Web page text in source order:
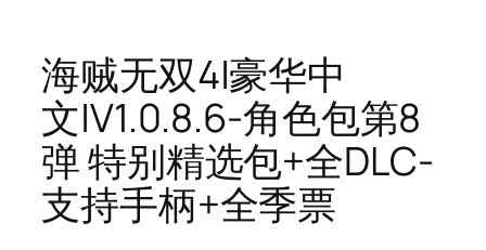
海贼无双4|豪华中
文|V1.0.8.6-角色包第8
弹 特别精选包+全DLC-
支持手柄+全季票